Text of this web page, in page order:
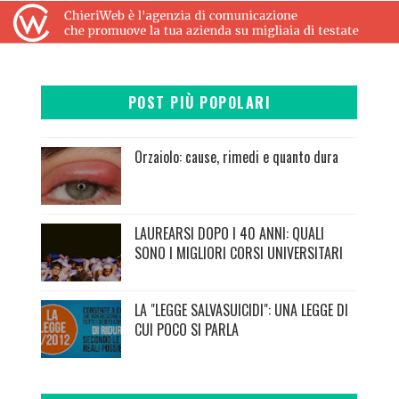
POST PIÙ POPOLARI
Orzaiolo: cause, rimedi e quanto dura
LAUREARSI DOPO I 40 ANNI: QUALI
SONO I MIGLIORI CORSI UNIVERSITARI
LA "LEGGE SALVASUICIDI": UNA LEGGE DI
CUI POCO SI PARLA